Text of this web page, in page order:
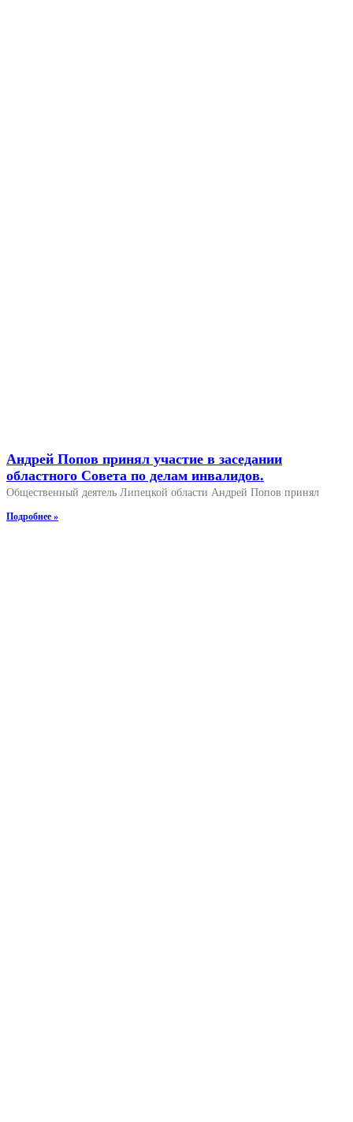
Андрей Попов принял участие в заседании
областного Совета по делам инвалидов.
Общественный деятель Липецкой области Андрей Попов принял
Подробнее »